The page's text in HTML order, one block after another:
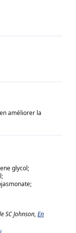
améliorer la
glycol;
;
;
SC Johnson, En